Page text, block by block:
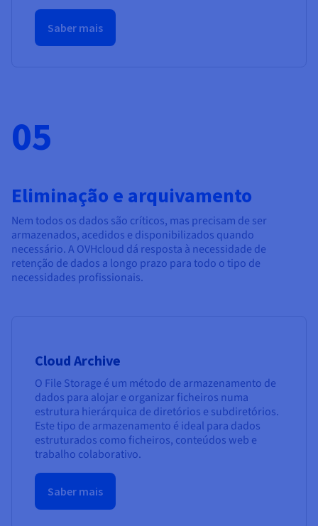
Saber mais
05
Eliminação e arquivamento
Nem todos os dados são críticos, mas precisam de ser
armazenados, acedidos e disponibilizados quando
necessário. A OVHcloud dá resposta à necessidade de
retenção de dados a longo prazo para todo o tipo de
necessidades profissionais.
Cloud Archive
O File Storage é um método de armazenamento de
dados para alojar e organizar ficheiros numa
estrutura hierárquica de diretórios e subdiretórios.
Este tipo de armazenamento é ideal para dados
estruturados como ficheiros, conteúdos web e
trabalho colaborativo.
Saber mais